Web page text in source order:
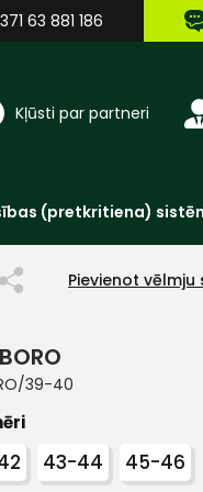
63 881 186
Kļūsti par partneri
(pretkritiena)
Pievienot
39-40
43-44 45-46